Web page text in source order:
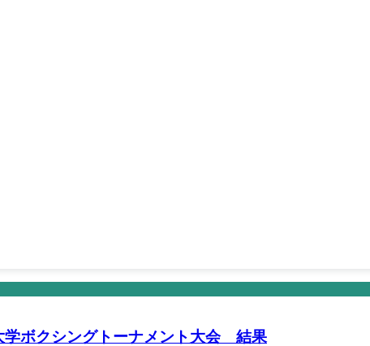
学ボクシングトーナメント大会 結果